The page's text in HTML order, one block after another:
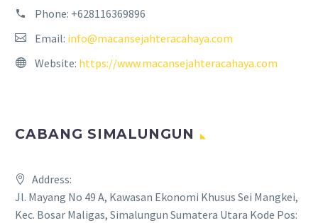
Phone: +628116369896
Email: info@macansejahteracahaya.com
Website: https://www.macansejahteracahaya.com
CABANG SIMALUNGUN
Address:
Jl. Mayang No 49 A, Kawasan Ekonomi Khusus Sei Mangkei,
Kec. Bosar Maligas, Simalungun Sumatera Utara Kode Pos: